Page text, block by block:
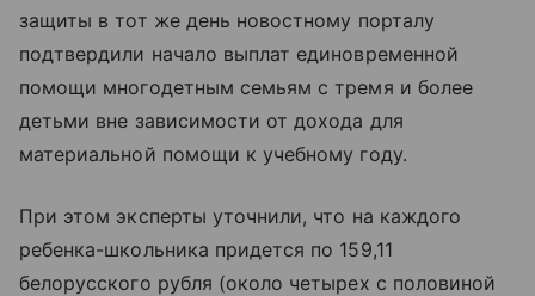
защиты в тот же день новостному порталу
подтвердили начало выплат единовременной
помощи многодетным семьям с тремя и более
детьми вне зависимости от дохода для
материальной помощи к учебному году.
При этом эксперты уточнили, что на каждого
ребенка-школьника придется по 159,11
белорусского рубля (около четырех с половиной